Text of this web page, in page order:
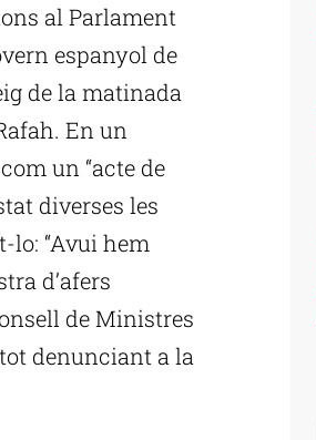
al Parlament
espanyol de
de la matinada
En un
un “acte de
diverses les
lo: “Avui hem
d’afers
de Ministres
denunciant a la